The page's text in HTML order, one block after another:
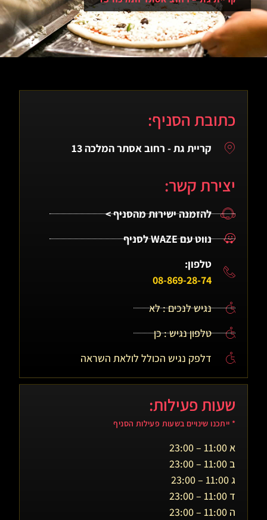
כתובת הסניף:
קריית גת - רחוב אסתר המלכה 13
יצירת קשר:
להזמנה ישירות מהסניף >
נווט עם WAZE לסניף
טלפון:
08-869-28-74
נגיש לנכים : לא
טלפון נגיש : כן
דלפק נגיש הכולל לולאת השראה
שעות פעילות:
* ייתכנו שינויים בשעות פעילות הסניף
א 11:00 – 23:00
ב 11:00 – 23:00
ג 11:00 – 23:00
ד 11:00 – 23:00
ה 11:00 – 23:00